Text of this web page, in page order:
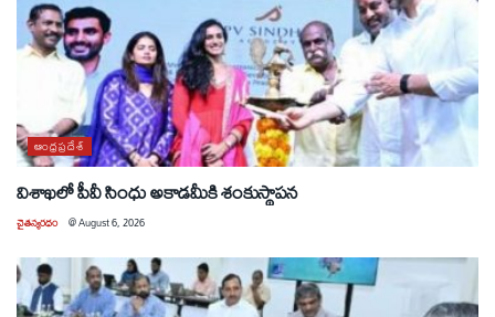
ఆంధ్రప్రదేశ్
విశాఖలో పీవీ సింధు అకాడమీకి శంకుస్థాపన
చైతన్యరధం @August 6, 2026